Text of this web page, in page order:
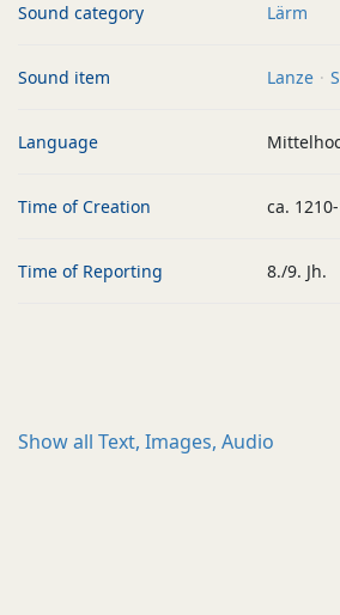
Sound category Lärm
Sound item Lanze
Language
Time of Creation ca.
Time of Reporting 8./9. Jh.
Show all Text, Images, Audio